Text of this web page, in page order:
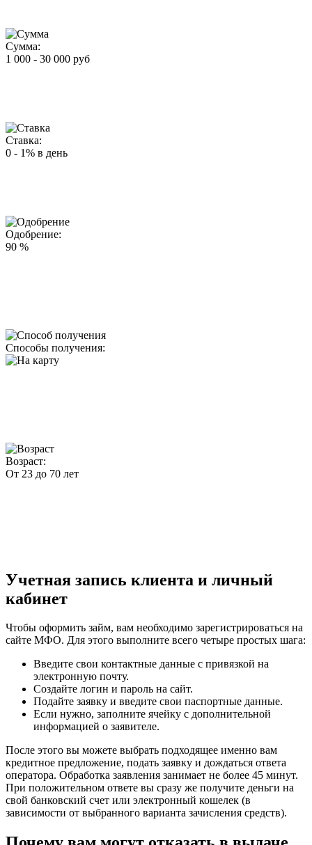
Сумма:
1 000 - 30 000 руб
Ставка:
0 - 1% в день
Одобрение:
90 %
Способы получения:
Возраст:
От 23 до 70 лет
Учетная запись клиента и личный
кабинет
Чтобы оформить займ, вам необходимо зарегистрироваться на
сайте МФО. Для этого выполните всего четыре простых шага:
Введите свои контактные данные с привязкой на
электронную почту.
Создайте логин и пароль на сайт.
Подайте заявку и введите свои паспортные данные.
Если нужно, заполните ячейку с дополнительной
информацией о заявителе.
После этого вы можете выбрать подходящее именно вам
кредитное предложение, подать заявку и дождаться ответа
оператора. Обработка заявления занимает не более 45 минут.
При положительном ответе вы сразу же получите деньги на
свой банковский счет или электронный кошелек (в
зависимости от выбранного варианта зачисления средств).